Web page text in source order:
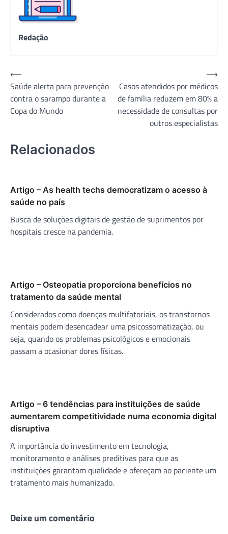
Redação
Navegação
de
Post
⟵
Saúde alerta para prevenção
contra o sarampo durante a
Copa do Mundo
Casos atendidos por médicos
de família reduzem em 80% a
necessidade de consultas por
outros especialistas
⟶
Relacionados
Artigo – As health techs democratizam o acesso à
saúde no país
Busca de soluções digitais de gestão de suprimentos por
hospitais cresce na pandemia.
Artigo – Osteopatia proporciona benefícios no
tratamento da saúde mental
Considerados como doenças multifatoriais, os transtornos
mentais podem desencadear uma psicossomatização, ou
seja, quando os problemas psicológicos e emocionais
passam a ocasionar dores físicas.
Artigo – 6 tendências para instituições de saúde
aumentarem competitividade numa economia digital
disruptiva
A importância do investimento em tecnologia,
monitoramento e análises preditivas para que as
instituições garantam qualidade e ofereçam ao paciente um
tratamento mais humanizado.
Deixe um comentário